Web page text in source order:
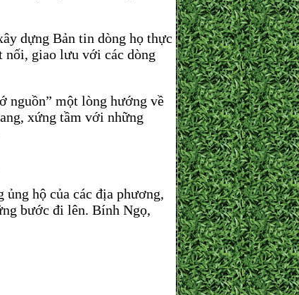
dựng Bản tin dòng họ thực
nối, giao lưu với các dòng
nguồn” một lòng hướng về
xứng tầm với những
hộ của các địa phương,
bước đi lên. Bính Ngọ,